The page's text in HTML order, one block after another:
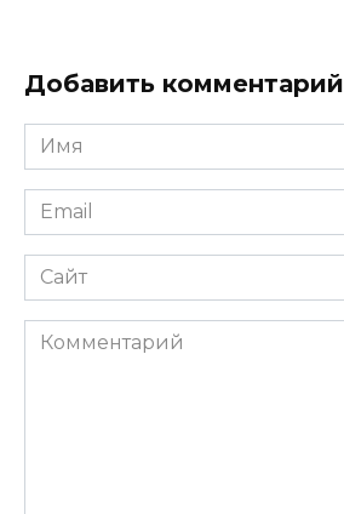
Добавить комментарий
Имя
*
Email
*
Сайт
Комментарий